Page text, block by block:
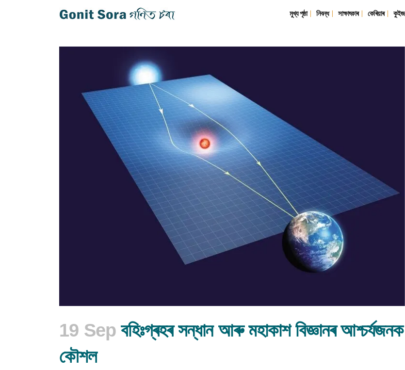
মুখ্য পৃষ্ঠা নিবন্ধ সাক্ষাৎকাৰ কেৰিয়াৰ কুইজ
19 Sep বহিঃগ্ৰহৰ সন্ধান আৰু মহাকাশ বিজ্ঞানৰ আশ্চৰ্যজনক
কৌশল